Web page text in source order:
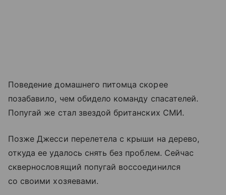
Поведение домашнего питомца скорее
позабавило, чем обидело команду спасателей.
Попугай же стал звездой британских СМИ.
Позже Джесси перелетела с крыши на дерево,
откуда ее удалось снять без проблем. Сейчас
сквернословящий попугай воссоединился
со своими хозяевами.